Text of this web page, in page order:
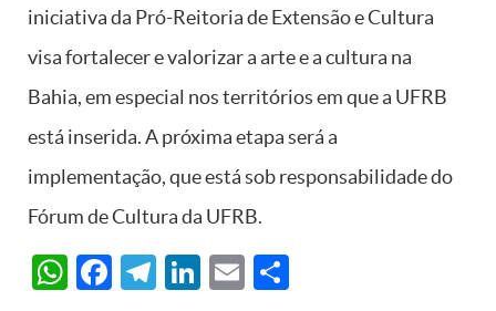
iniciativa da Pró-Reitoria de Extensão e Cultura
visa fortalecer e valorizar a arte e a cultura na
Bahia, em especial nos territórios em que a UFRB
está inserida. A próxima etapa será a
implementação, que está sob responsabilidade do
Fórum de Cultura da UFRB.
WhatsApp
Facebook
Telegram
LinkedIn
Email